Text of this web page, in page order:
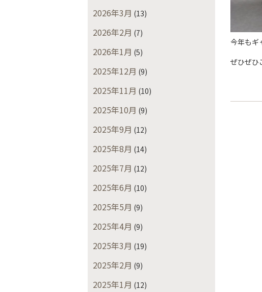
2026年3月 (13)
2026年2月 (7)
2026年1月 (5)
2025年12月 (9)
2025年11月 (10)
2025年10月 (9)
2025年9月 (12)
2025年8月 (14)
2025年7月 (12)
2025年6月 (10)
2025年5月 (9)
2025年4月 (9)
2025年3月 (19)
2025年2月 (9)
2025年1月 (12)
今年もギ
ぜひぜひ